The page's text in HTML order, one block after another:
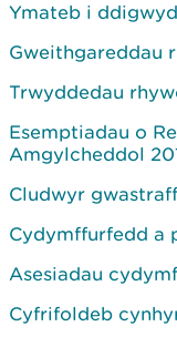
Ymateb i
Gweithgareddau
Trwyddedau
Esemptiadau o
Amgylcheddol
Cludwyr
Cydymffurfedd a
Asesiadau
Cyfrifoldeb